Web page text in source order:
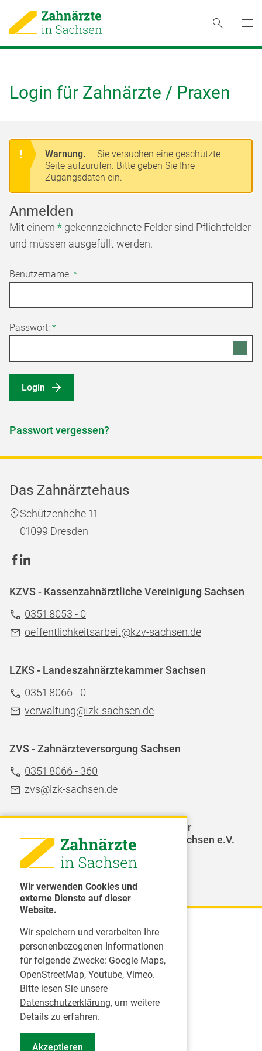
Wir verwenden Cookies und
externe Dienste auf dieser
Website.
Wir speichern und verarbeiten Ihre
personenbezogenen Informationen
für folgende Zwecke: Google Maps,
OpenStreetMap, Youtube, Vimeo.
Bitte lesen Sie unsere
Datenschutzerklärung, um weitere
Details zu erfahren.
Akzeptieren
Login für Zahnärzte / Praxen
Warnung.
Sie versuchen eine geschützte
Seite aufzurufen. Bitte geben Sie Ihre
Zugangsdaten ein.
Anmelden
Mit einem * gekennzeichnete Felder sind Pflichtfelder
und müssen ausgefüllt werden.
Benutzername: *
Passwort: *
Login
Passwort vergessen?
Das Zahnärztehaus
Schützenhöhe 11
01099 Dresden
KZVS - Kassenzahnärztliche Vereinigung Sachsen
0351 8053 - 0
oeffentlichkeitsarbeit@kzv-sachsen.de
LZKS - Landeszahnärztekammer Sachsen
0351 8066 - 0
verwaltung@Izk-sachsen.de
ZVS - Zahnärzteversorgung Sachsen
0351 8066 - 360
zvs@lzk-sachsen.de
LAGZ - Landesarbeitsgemeinschaft für
Jugendzahnpflege des Freistaates Sachsen e.V.
Karriere
Inserate
Praktikum in einer Zahnarztpraxis
Jobs im Zahnärztehaus
Presse
Pressemitteilungen